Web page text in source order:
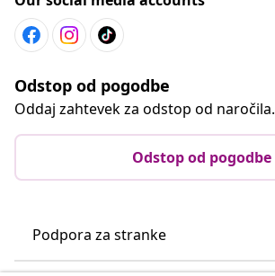
Odstop od pogodbe
Oddaj zahtevek za odstop od naročila.
Odstop od pogodbe
Podpora za stranke